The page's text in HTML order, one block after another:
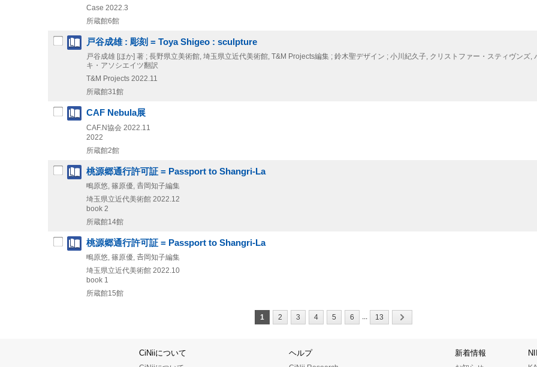
Case 2022.3
所蔵館6館
戸谷成雄 : 彫刻 = Toya Shigeo : sculpture
戸谷成雄 [ほか] 著 ; 長野県立美術館, 埼玉県立近代美術館, T&M Projects編集 ; 鈴木聖デザイン ; 小川紀久子, クリストファー・スティヴンズ,
キ・アソシエイツ翻訳
T&M Projects 2022.11
所蔵館31館
CAF Nebula展
CAF.N協会 2022.11
2022
所蔵館2館
桃源郷通行許可証 = Passport to Shangri-La
鴫原悠, 篠原優, 𠮷岡知子編集
埼玉県立近代美術館 2022.12
book 2
所蔵館14館
桃源郷通行許可証 = Passport to Shangri-La
鴫原悠, 篠原優, 𠮷岡知子編集
埼玉県立近代美術館 2022.10
book 1
所蔵館15館
1 2 3 4 5 6 ... 13
CiNiiについて ヘルプ 新着情報